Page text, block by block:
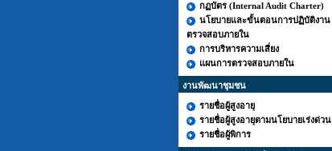
กฏบัตร (Internal Audit Charter)
นโยบายและขั้นตอนการปฏิบัติงาน
ตรวจสอบภายใน
การบริหารความเสี่ยง
แผนการตรวจสอบภายใน
งานพัฒนาชุมชน
รายชื่อผู้สูงอายุ
รายชื่อผู้สูงอายุตามนโยบายเร่งด่วน
รายชื่อผู้พิการ